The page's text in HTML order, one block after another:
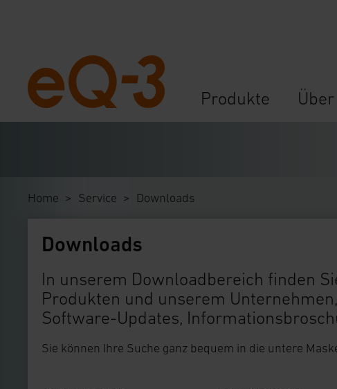
Navigation
Produkte
Home Service Downloads
Downloads
In unserem Downloadbereich finden
Produkten und unserem
Software-Updates,
Sie können Ihre Suche ganz bequem in die untere